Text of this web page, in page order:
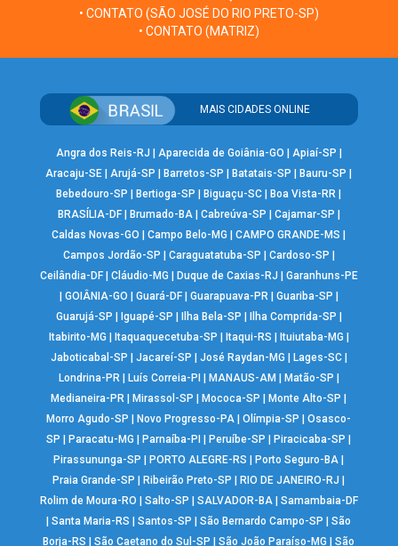
• CONTATO (SÃO JOSÉ DO RIO PRETO-SP)
• CONTATO (MATRIZ)
MAIS CIDADES ONLINE
Angra dos Reis-RJ | Aparecida de Goiânia-GO | Apiaí-SP |
Aracaju-SE | Arujá-SP |Barretos-SP |Batatais-SP |Bauru-SP |
Bebedouro-SP |Bertioga-SP |Biguaçu-SC |Boa Vista-RR |
BRASÍLIA-DF| Brumado-BA| Cabreúva-SP | Cajamar-SP |
Caldas Novas-GO |Campo Belo-MG |CAMPO GRANDE-MS |
Campos Jordão-SP | Caraguatatuba-SP | Cardoso-SP |
Ceilândia-DF| Cláudio-MG | Duque de Caxias-RJ | Garanhuns-PE
| GOIÂNIA-GO | Guará-DF| Guarapuava-PR | Guariba-SP |
Guarujá-SP | Iguapé-SP | Ilha Bela-SP | Ilha Comprida-SP |
Itabirito-MG | Itaquaquecetuba-SP | Itaqui-RS | Ituiutaba-MG |
Jaboticabal-SP | Jacareí-SP | José Raydan-MG | Lages-SC|
Londrina-PR | Luís Correia-PI | MANAUS-AM | Matão-SP |
Medianeira-PR |Mirassol-SP |Mococa-SP |Monte Alto-SP |
Morro Agudo-SP |Novo Progresso-PA |Olímpia-SP |Osasco-
SP |Paracatu-MG |Parnaíba-PI |Peruíbe-SP |Piracicaba-SP |
Pirassununga-SP |PORTO ALEGRE-RS |Porto Seguro-BA |
Praia Grande-SP |Ribeirão Preto-SP |RIO DE JANEIRO-RJ |
Rolim de Moura-RO | Salto-SP | SALVADOR-BA| Samambaia-DF
|Santa Maria-RS |Santos-SP |São Bernardo Campo-SP |São
Borja-RS |São Caetano do Sul-SP |São João Paraíso-MG |São